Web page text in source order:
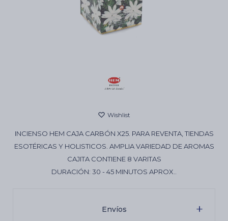
INCIENSO HEM CAJA CARBÓN X25. PARA REVENTA, TIENDAS
ESOTÉRICAS Y HOLISTICOS. AMPLIA VARIEDAD DE AROMAS
CAJITA CONTIENE 8 VARITAS
DURACIÓN: 30 - 45 MINUTOS APROX..
Envíos
Aromatizantes de ambientes
Artículos Esotéricos